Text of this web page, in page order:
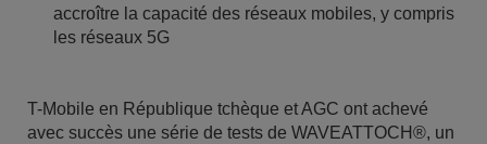
accroître la capacité des réseaux mobiles, y compris
les réseaux 5G
T-Mobile en République tchèque et AGC ont achevé
avec succès une série de tests de WAVEATTOCH®, un